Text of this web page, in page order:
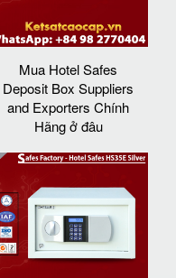
Mua Hotel Safes
Deposit Box Suppliers
and Exporters Chính
Hãng ở đâu